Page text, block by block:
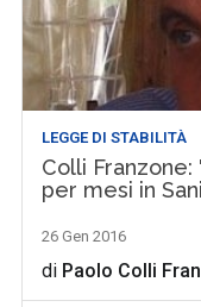
LEGGE DI STABILITÀ
Colli
per mesi in
26 Gen 2016
di Paolo Colli